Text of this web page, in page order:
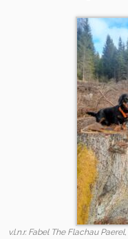
v.l.n.r. Fabel The Flachau